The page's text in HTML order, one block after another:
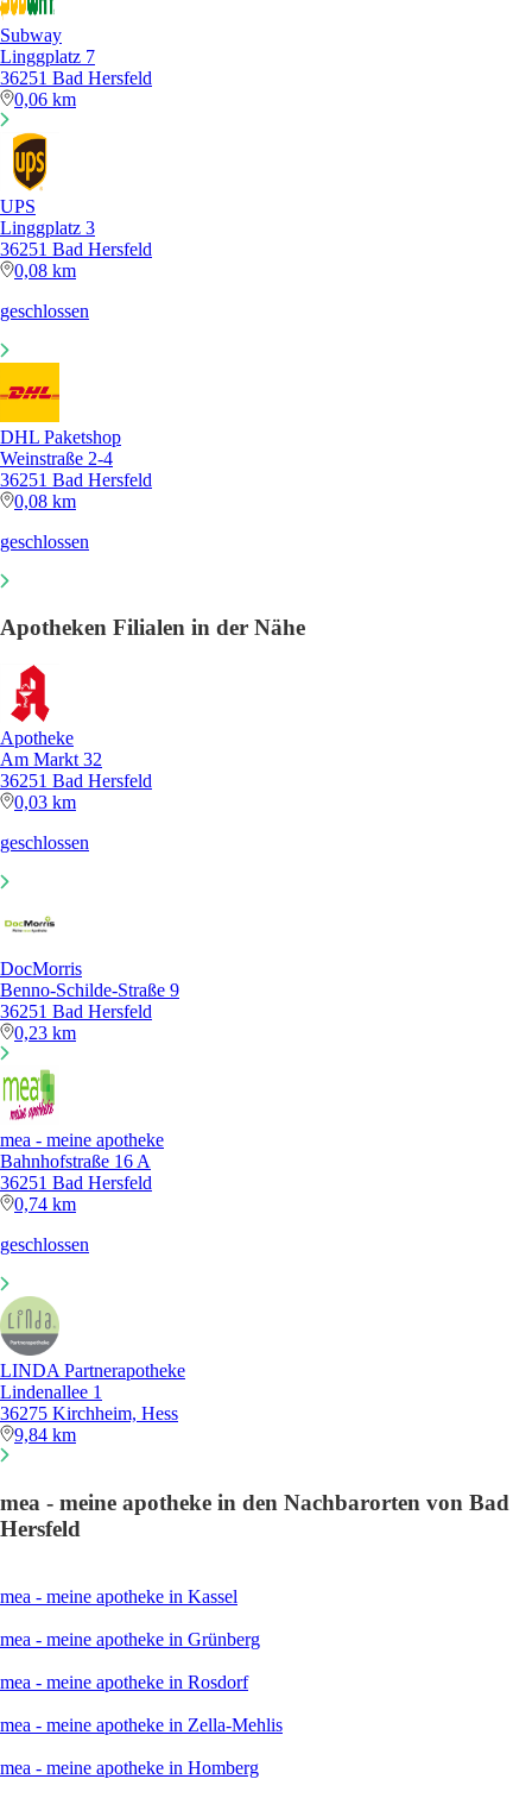
Subway
Linggplatz 7
36251 Bad Hersfeld
0,06 km
UPS
Linggplatz 3
36251 Bad Hersfeld
0,08 km
geschlossen
DHL Paketshop
Weinstraße 2-4
36251 Bad Hersfeld
0,08 km
geschlossen
Apotheken Filialen in der Nähe
Apotheke
Am Markt 32
36251 Bad Hersfeld
0,03 km
geschlossen
DocMorris
Benno-Schilde-Straße 9
36251 Bad Hersfeld
0,23 km
mea - meine apotheke
Bahnhofstraße 16 A
36251 Bad Hersfeld
0,74 km
geschlossen
LINDA Partnerapotheke
Lindenallee 1
36275 Kirchheim, Hess
9,84 km
mea - meine apotheke in den Nachbarorten von Bad
Hersfeld
mea - meine apotheke in Kassel
mea - meine apotheke in Grünberg
mea - meine apotheke in Rosdorf
mea - meine apotheke in Zella-Mehlis
mea - meine apotheke in Homberg